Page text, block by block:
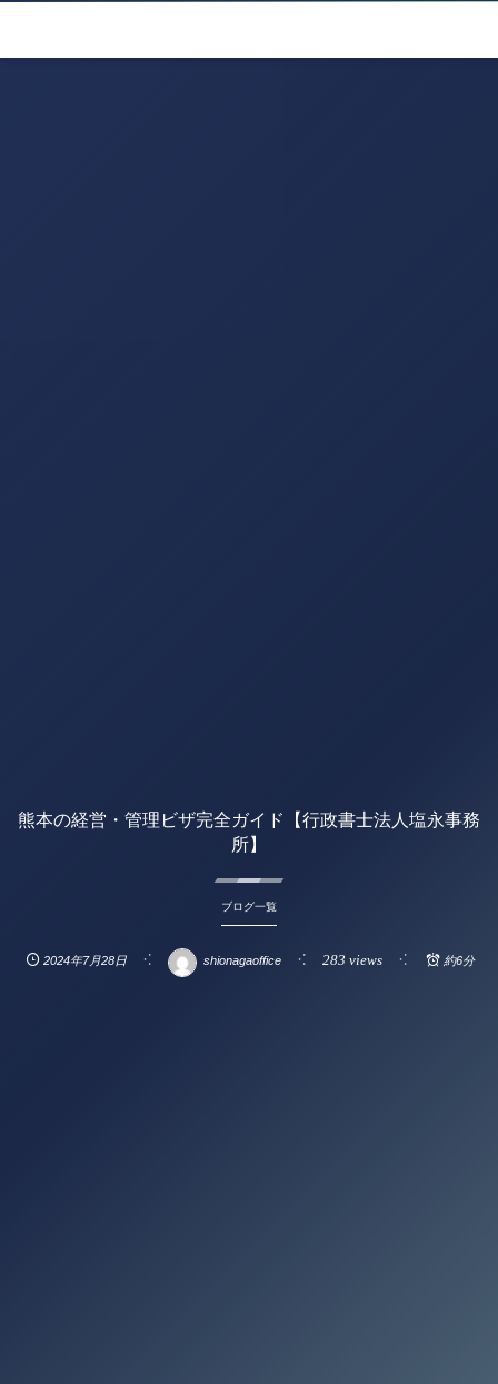
熊本の経営・管理ビザ完全ガイド【行政書士法人塩永事務
所】
ブログ一覧
2024年7月28日 shionagaoffice 283 views 約6分